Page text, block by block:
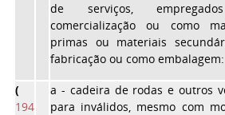
de serviços,
comercialização ou como
primas ou materiais
fabricação ou como embalagem:
(
194
a - cadeira de rodas e outros
para inválidos, mesmo com